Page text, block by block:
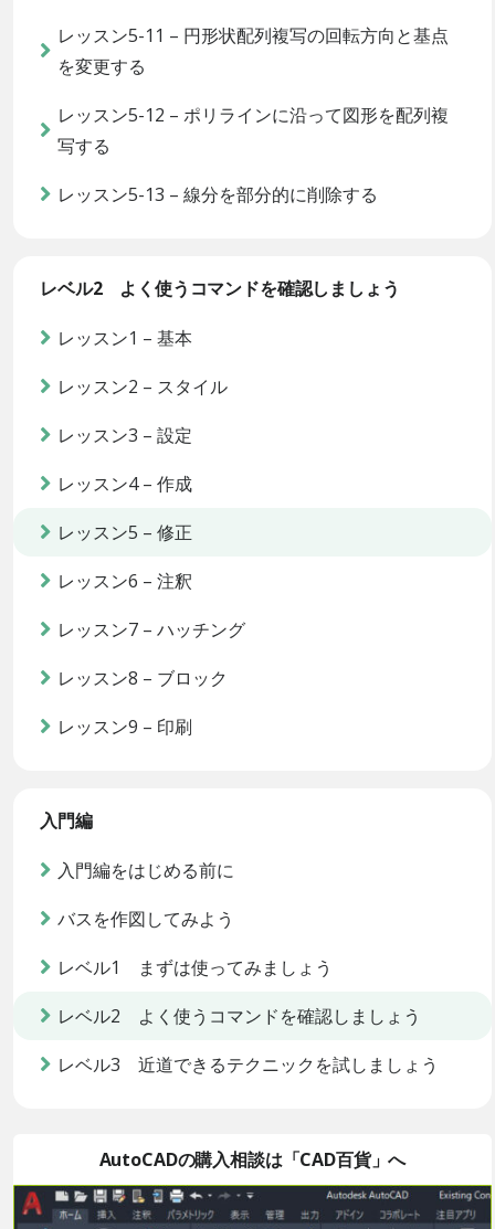
レッスン5-11 – 円形状配列複写の回転方向と基点
を変更する
レッスン5-12 – ポリラインに沿って図形を配列複
写する
レッスン5-13 – 線分を部分的に削除する
レベル2 よく使うコマンドを確認しましょう
レッスン1 – 基本
レッスン2 – スタイル
レッスン3 – 設定
レッスン4 – 作成
レッスン5 – 修正
レッスン6 – 注釈
レッスン7 – ハッチング
レッスン8 – ブロック
レッスン9 – 印刷
入門編
入門編をはじめる前に
バスを作図してみよう
レベル1 まずは使ってみましょう
レベル2 よく使うコマンドを確認しましょう
レベル3 近道できるテクニックを試しましょう
AutoCADの購入相談は「CAD百貨」へ